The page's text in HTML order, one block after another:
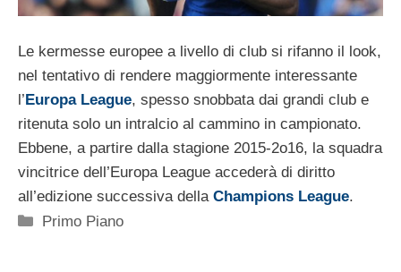
Le kermesse europee a livello di club si rifanno il look,
nel tentativo di rendere maggiormente interessante
l’Europa League, spesso snobbata dai grandi club e
ritenuta solo un intralcio al cammino in campionato.
Ebbene, a partire dalla stagione 2015-2o16, la squadra
vincitrice dell’Europa League accederà di diritto
all’edizione successiva della Champions League.
Categorie
Primo Piano